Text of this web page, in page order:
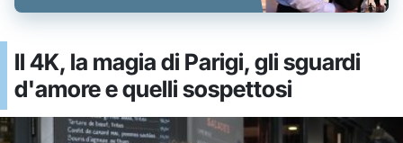
Il 4K, la magia di Parigi, gli sguardi
d'amore e quelli sospettosi